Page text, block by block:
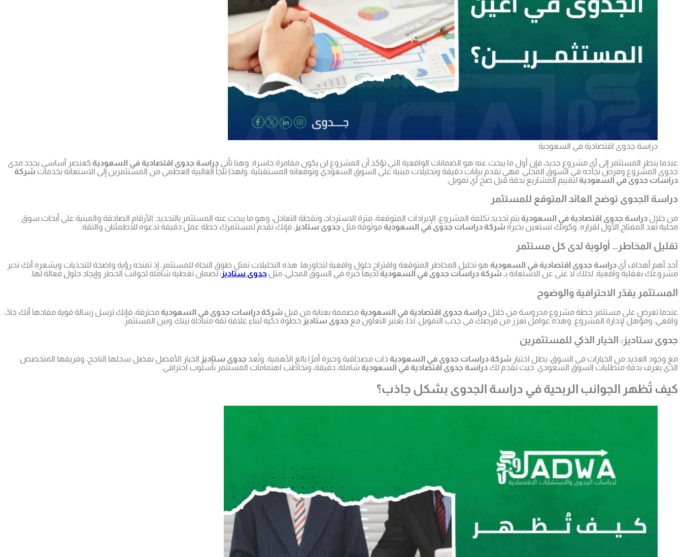
دراسة جدوى اقتصادية في السعودية
عندما ينظر المستثمر إلى أي مشروع جديد، فإن أول ما يبحث عنه هو الضمانات الواقعية التي تؤكد أن المشروع لن يكون مقامرة خاسرة. وهنا تأتي دراسة جدوى اقتصادية في السعودية كعنصر أساسي يحدد مدى
جدوى المشروع وفرص نجاحه في السوق المحلي. فهي تقدم بيانات دقيقة وتحليلات مبنية على السوق السعودي وتوقعاته المستقبلية. ولهذا تلجأ الغالبية العظمى من المستثمرين إلى الاستعانة بخدمات شركة
دراسات جدوى في السعودية لتقييم المشاريع بدقة قبل ضخ أي تمويل.
دراسة الجدوى توضح العائد المتوقع للمستثمر
من خلال دراسة جدوى اقتصادية في السعودية يتم تحديد تكلفة المشروع، الإيرادات المتوقعة، فترة الاسترداد، ونقطة التعادل، وهو ما يبحث عنه المستثمر بالتحديد. الأرقام الصادقة والمبنية على أبحاث سوق
محلية تُعد المفتاح الأول لقراره. وكونك تستعين بخبرة شركة دراسات جدوى في السعودية موثوقة مثل جدوى ستاديز، فإنك تقدم لمستثمرك خطة عمل دقيقة تدعوه للاطمئنان والثقة.
تقليل المخاطر… أولوية لدى كل مستثمر
أحد أهم أهداف أي دراسة جدوى اقتصادية في السعودية هو تحليل المخاطر المتوقعة واقتراح حلول واقعية لتجاوزها. هذه التحليلات تمثل طوق النجاة للمستثمر، إذ تمنحه رؤية واضحة للتحديات ويشعره أنك تدير
مشروعك بعقلية واقعية. لذلك لا غنى عن الاستعانة بـ شركة دراسات جدوى في السعودية لديها خبرة في السوق المحلي، مثل جدوى ستاديز، لضمان تغطية شاملة لجوانب الخطر وإيجاد حلول فعالة لها.
المستثمر يقدّر الاحترافية والوضوح
عندما تعرض على مستثمر خطة مشروع مدروسة من خلال دراسة جدوى اقتصادية في السعودية مصممة بعناية من قبل شركة دراسات جدوى في السعودية محترفة، فإنك ترسل رسالة قوية مفادها أنك جادّ،
واقعي، ومؤهل لإدارة المشروع. وهذه عوامل تعزز من فرصك في جذب التمويل. لذا، يعتبر التعاون مع جدوى ستاديز خطوة ذكية لبناء علاقة ثقة متبادلة بينك وبين المستثمر.
جدوى ستاديز: الخيار الذكي للمستثمرين
مع وجود العديد من الخيارات في السوق، يظل اختيار شركة دراسات جدوى في السعودية ذات مصداقية وخبرة أمرًا بالغ الأهمية. وتُعد جدوى ستاديز الخيار الأفضل بفضل سجلها الناجح، وفريقها المتخصص
الذي يعرف بدقة متطلبات السوق السعودي. حيث تقدم لك دراسة جدوى اقتصادية في السعودية شاملة، دقيقة، وتخاطب اهتمامات المستثمر بأسلوب احترافي.
كيف تُظهر الجوانب الربحية في دراسة الجدوى بشكل جاذب؟